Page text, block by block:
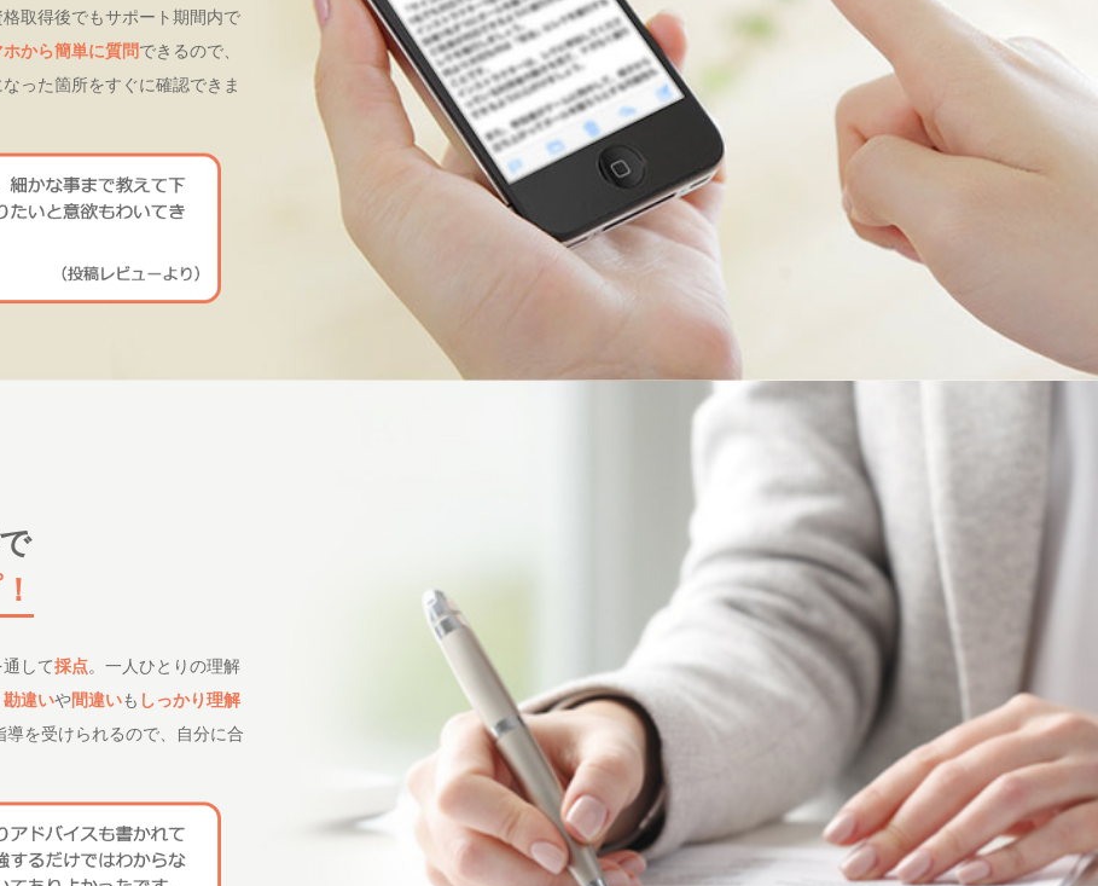
取得後でもサポート期間内で
ホから簡単に質問できるので、
った箇所をすぐに確認できま
して採点。一人ひとりの理解
勘違いや間違いも しっかり理解
を受けられるので、自分に合